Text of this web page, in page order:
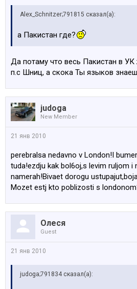
Alex_Schnitzer;791815 сказал(а):
а Пакистан где?
Да потаму что весь Пакистан в УК
п.с Шниц, а скока Ты языков
judoga
New Member
21 янв 2010
perebralsa nedavno v London!I
tuda!ezdju kak bol6oj,s levim ruljom i
namerah!Bivaet dorogu
Mozet estj kto poblizosti s
Олеся
Guest
21 янв 2010
judoga;791834 сказал(а):